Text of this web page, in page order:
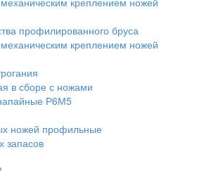
профилированного бруса
креплением ножей
в сборе с ножами
Р6М5
ножей профильные
запасов